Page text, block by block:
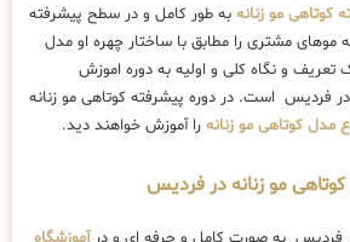
کوتاهی مو زنانه به طور کامل و در سطح پیشرفته
مشتری را مطابق با ساختار چهره او مدل
تعریف و نگاه کلی و اولیه به دوره اموزش
در فردیس است. در دوره پیشرفته کوتاهی مو زنانه
مدل کوتاهی مو زنانه را آموزش خواهند دید.
مو زنانه در فردیس